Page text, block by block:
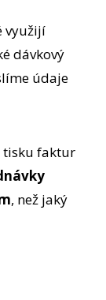
využijí
dávkový
údaje
tisku faktur
, než jaký